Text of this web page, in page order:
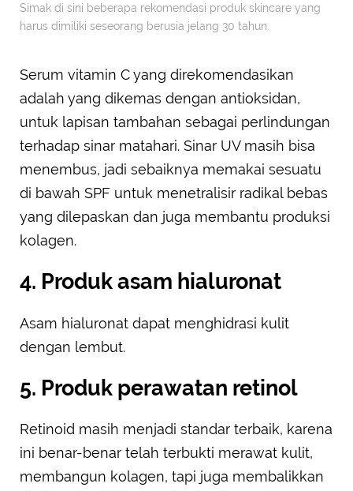
Simak di sini beberapa rekomendasi produk skincare yang
harus dimiliki seseorang berusia jelang 30 tahun.
Serum vitamin C yang direkomendasikan
adalah yang dikemas dengan antioksidan,
untuk lapisan tambahan sebagai perlindungan
terhadap sinar matahari. Sinar UV masih bisa
menembus, jadi sebaiknya memakai sesuatu
di bawah SPF untuk menetralisir radikal bebas
yang dilepaskan dan juga membantu produksi
kolagen.
4. Produk asam hialuronat
Asam hialuronat dapat menghidrasi kulit
dengan lembut.
5. Produk perawatan retinol
Retinoid masih menjadi standar terbaik, karena
ini benar-benar telah terbukti merawat kulit,
membangun kolagen, tapi juga membalikkan